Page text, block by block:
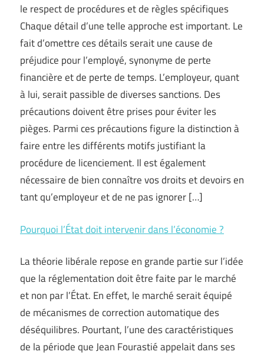
le respect de procédures et de règles spécifiques
Chaque détail d’une telle approche est important. Le
fait d’omettre ces détails serait une cause de
préjudice pour l’employé, synonyme de perte
financière et de perte de temps. L’employeur, quant
à lui, serait passible de diverses sanctions. Des
précautions doivent être prises pour éviter les
pièges. Parmi ces précautions figure la distinction à
faire entre les différents motifs justifiant la
procédure de licenciement. Il est également
nécessaire de bien connaître vos droits et devoirs en
tant qu’employeur et de ne pas ignorer […]
Pourquoi l’État doit intervenir dans l’économie ?
La théorie libérale repose en grande partie sur l’idée
que la réglementation doit être faite par le marché
et non par l’État. En effet, le marché serait équipé
de mécanismes de correction automatique des
déséquilibres. Pourtant, l’une des caractéristiques
de la période que Jean Fourastié appelait dans ses